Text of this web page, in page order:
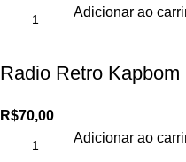
Adicionar ao
Radio Retro
R$70,00
Adicionar ao